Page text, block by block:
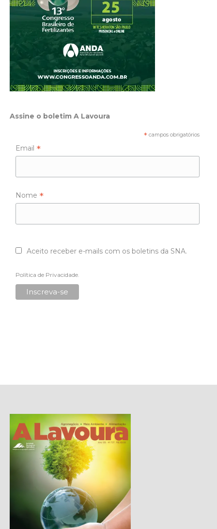
Assine o boletim A Lavoura
* campos obrigatórios
Email *
Nome *
Aceito receber e-mails com os boletins da SNA.
Política de Privacidade